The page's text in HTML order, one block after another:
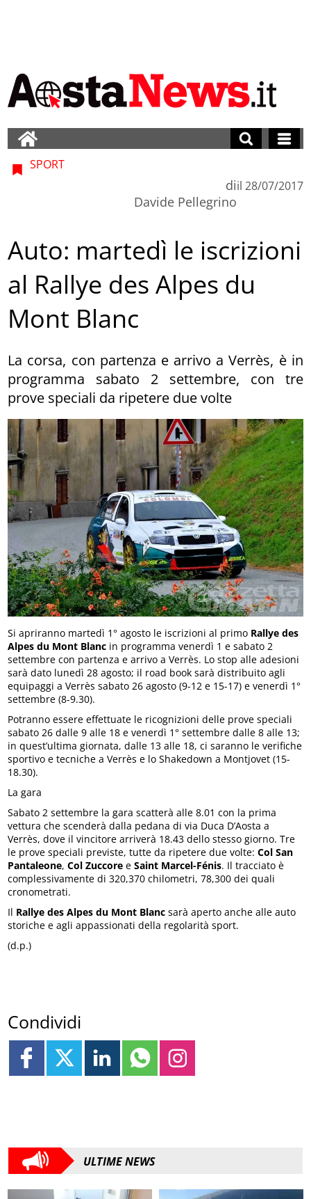
SPORT
di
Davide Pellegrino
il 28/07/2017
Auto: martedì le iscrizioni
al Rallye des Alpes du
Mont Blanc
La corsa, con partenza e arrivo a Verrès, è in
programma sabato 2 settembre, con tre
prove speciali da ripetere due volte
Si apriranno martedì 1° agosto le iscrizioni al primo Rallye des
Alpes du Mont Blanc in programma venerdì 1 e sabato 2
settembre con partenza e arrivo a Verrès. Lo stop alle adesioni
sarà dato lunedì 28 agosto; il road book sarà distribuito agli
equipaggi a Verrès sabato 26 agosto (9-12 e 15-17) e venerdì 1°
settembre (8-9.30).
Potranno essere effettuate le ricognizioni delle prove speciali
sabato 26 dalle 9 alle 18 e venerdì 1° settembre dalle 8 alle 13;
in quest’ultima giornata, dalle 13 alle 18, ci saranno le verifiche
sportivo e tecniche a Verrès e lo Shakedown a Montjovet (15-
18.30).
La gara
Sabato 2 settembre la gara scatterà alle 8.01 con la prima
vettura che scenderà dalla pedana di via Duca D’Aosta a
Verrès, dove il vincitore arriverà 18.43 dello stesso giorno. Tre
le prove speciali previste, tutte da ripetere due volte:Col San
Pantaleone,Col Zuccore eSaint Marcel-Fénis. Il tracciato è
complessivamente di 320,370 chilometri, 78,300 dei quali
cronometrati.
Il Rallye des Alpes du Mont Blanc sarà aperto anche alle auto
storiche e agli appassionati della regolarità sport.
(d.p.)
Condividi
ULTIME NEWS